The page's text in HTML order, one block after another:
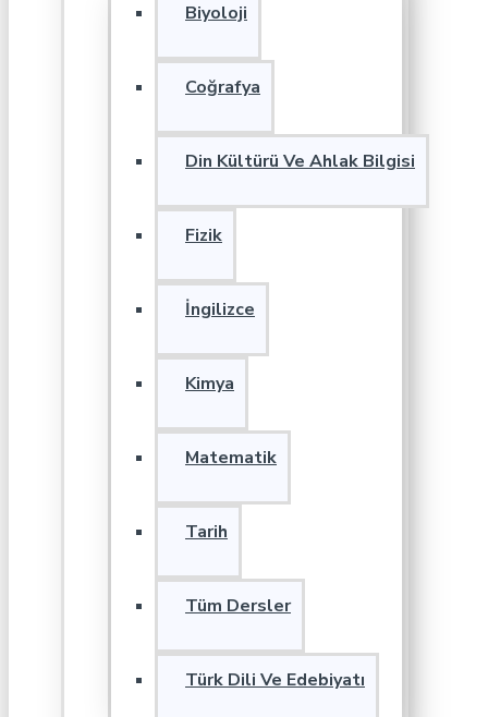
Biyoloji
Coğrafya
Din Kültürü Ve Ahlak Bilgisi
Fizik
İngilizce
Kimya
Matematik
Tarih
Tüm Dersler
Türk Dili Ve Edebiyatı